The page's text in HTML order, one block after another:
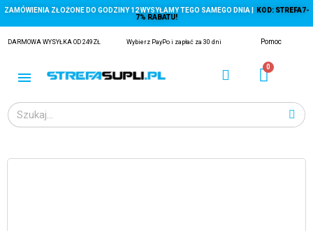
ZAMÓWIENIA ZŁOŻONE DO GODZINY 12 WYSYŁAMY TEGO SAMEGO DNIA |
KOD: STREFA7-
7% RABATU!
DARMOWA WYSYŁKA OD 249ZŁ Wybierz PayPo i zapłać za 30 dni Pomoc